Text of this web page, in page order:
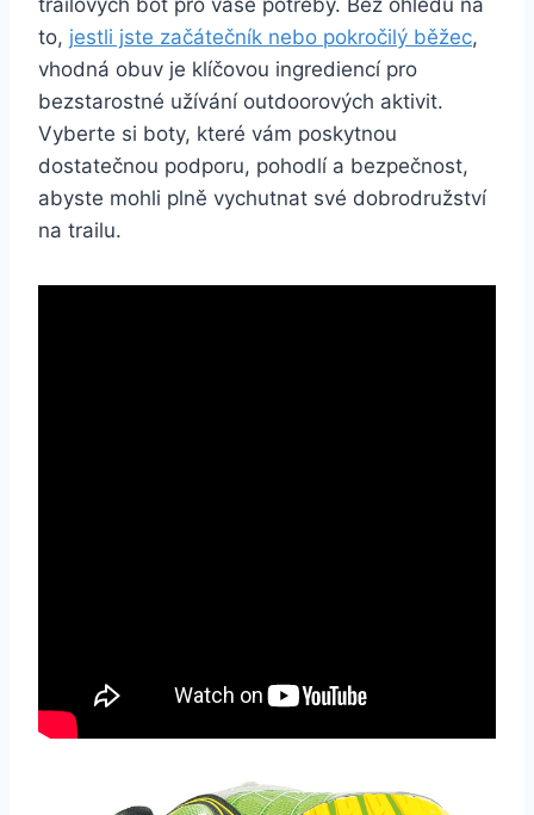
to, jestli jste začátečník nebo pokročilý běžec,
vhodná obuv je klíčovou ingrediencí pro
bezstarostné užívání outdoorových aktivit.
Vyberte si‌ boty, které vám‌ poskytnou
dostatečnou podporu, pohodlí a bezpečnost, ​
abyste mohli plně vychutnat své dobrodružství
na trailu.